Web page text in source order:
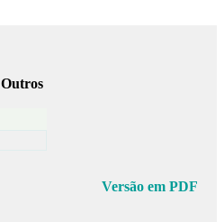
Outros
Versão em PDF